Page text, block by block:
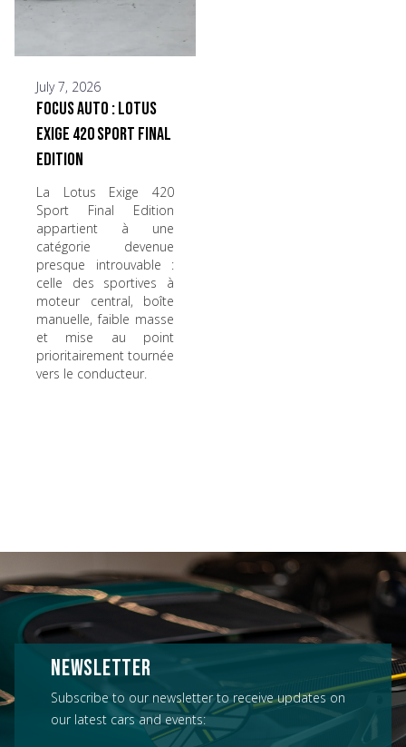
July 7, 2026
Focus Auto : Lotus
Exige 420 Sport Final
Edition
La Lotus Exige 420
Sport Final Edition
appartient à une
catégorie devenue
presque introuvable :
celle des sportives à
moteur central, boîte
manuelle, faible masse
et mise au point
prioritairement tournée
vers le conducteur.
NEWSLETTER
Subscribe to our newsletter to receive updates on
our latest cars and events: